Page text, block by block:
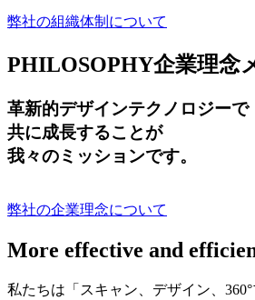
弊社の組織体制について
PHILOSOPHY企業理念
革新的デザインテクノロジーで
共に成長することが
我々のミッションです。
弊社の企業理念について
More effective and
私たちは「スキャン、デザイン、360°